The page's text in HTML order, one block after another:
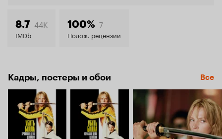
8.3
8.7 44K
IMDb
100% 7
Полож. рецензии
Кадры, постеры и обои Все